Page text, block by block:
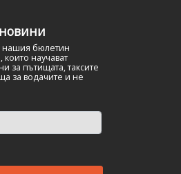
нашия бюлетин
научават
за пътищата, таксите
за водачите и не